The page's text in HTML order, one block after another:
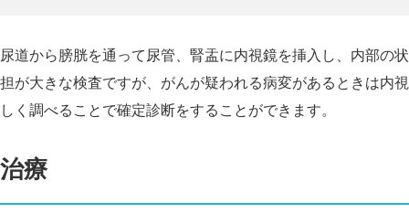
尿道から膀胱を通って尿管、腎盂に内視鏡を挿入し、内部の
担が大きな検査ですが、がんが疑われる病変があるときは内
しく調べることで確定診断をすることができます。
治療